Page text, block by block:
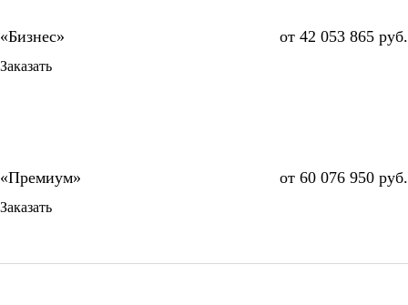
от 42 053 865 руб.
Заказать
от 60 076 950 руб.
Заказать